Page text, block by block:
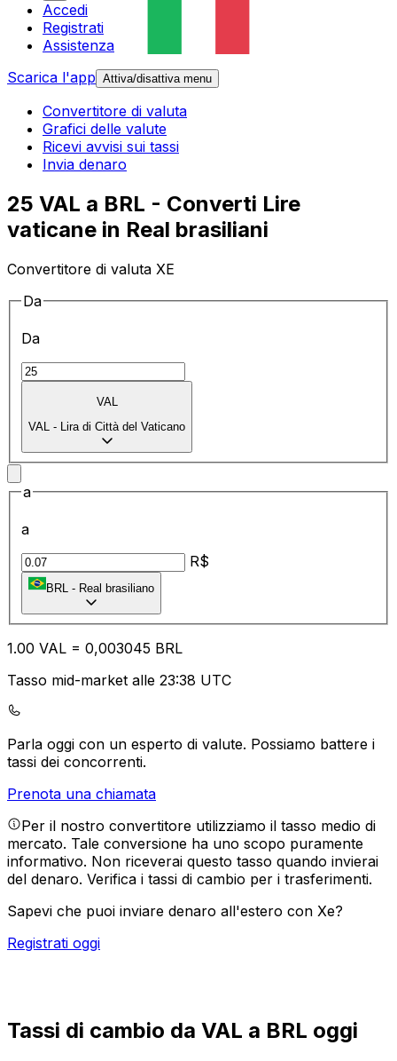
Accedi
Registrati
Assistenza
Scarica l'app Attiva/disattiva menu
Convertitore di valuta
Grafici delle valute
Ricevi avvisi sui tassi
Invia denaro
25 VAL a BRL - Converti Lire
vaticane in Real brasiliani
Convertitore di valuta XE
Da
Da
VAL
VAL - Lira di Città del Vaticano
a
a
R$
BRL - Real brasiliano
1.00 VAL = 0,003045 BRL
Tasso mid-market alle 23:38 UTC
Parla oggi con un esperto di valute. Possiamo battere i
tassi dei concorrenti.
Prenota una chiamata
Per il nostro convertitore utilizziamo il tasso medio di
mercato. Tale conversione ha uno scopo puramente
informativo. Non riceverai questo tasso quando invierai
del denaro. Verifica i tassi di cambio per i trasferimenti.
Sapevi che puoi inviare denaro all'estero con Xe?
Registrati oggi
Tassi di cambio da VAL a BRL oggi